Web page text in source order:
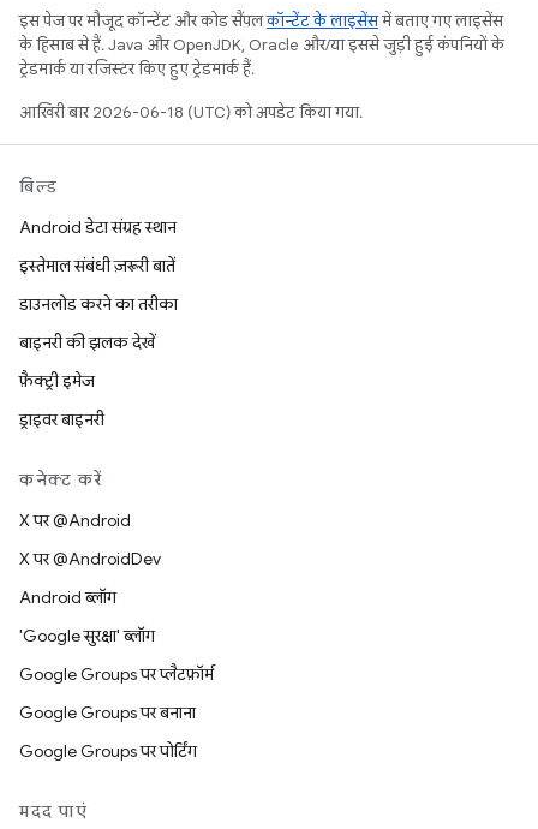
इस पेज पर मौजूद कॉन्टेंट और कोड सैंपलकॉन्टेंट के लाइसेंसमें बताए गए लाइसेंस
के हिसाब से हैं. Java और OpenJDK, Oracle और/या इससे जुड़ी हुई कंपनियों के
ट्रेडमार्क या रजिस्टर किए हुए ट्रेडमार्क हैं.
आखिरी बार 2026-06-18 (UTC) को अपडेट किया गया.
बिल्ड
Android डेटा संग्रह स्थान
इस्तेमाल संबंधी ज़रूरी बातें
डाउनलोड करने का तरीका
बाइनरी की झलक देखें
फ़ैक्ट्री इमेज
ड्राइवर बाइनरी
कनेक्ट करें
X पर @Android
X पर @AndroidDev
Android ब्लॉग
'Google सुरक्षा' ब्लॉग
Google Groups पर प्लैटफ़ॉर्म
Google Groups पर बनाना
Google Groups पर पोर्टिंग
मदद पाएं